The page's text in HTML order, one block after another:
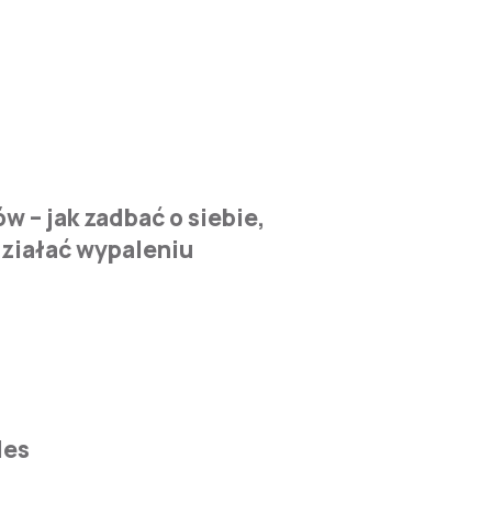
– jak zadbać o siebie,
wypaleniu